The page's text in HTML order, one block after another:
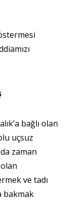
bağlı olan
uçsuz
zaman
ve tadı
bakmak